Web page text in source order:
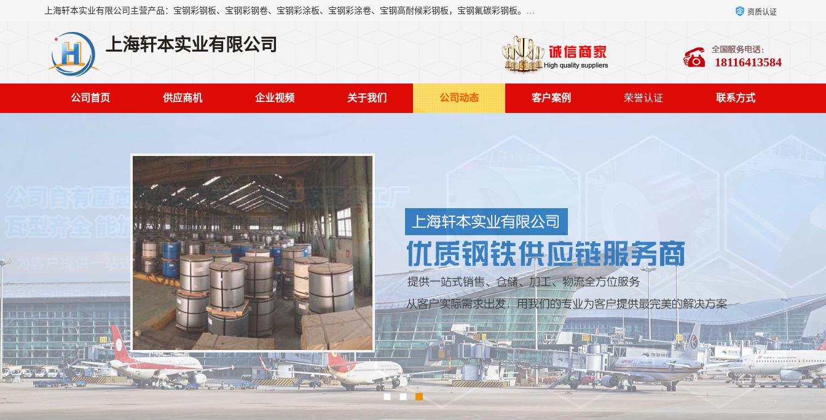
上海轩本实业有限公司主营产品：宝钢彩钢板、宝钢彩钢卷、宝钢彩涂板、宝钢彩涂卷、宝钢高耐候彩钢板，宝钢氟碳彩钢板。是一家集钢铁贸易，物流、加工为一体的产业全配套公司。 资质认证
上海轩本实业有限公司
18116413584
公司首页 供应商机 企业视频 关于我们 公司动态 客户案例 荣誉认证 联系方式